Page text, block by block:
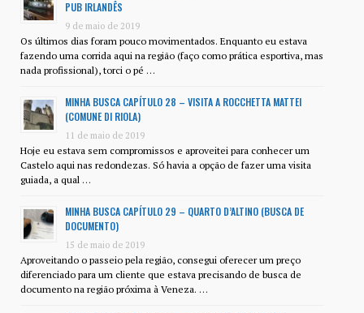
PUB IRLANDÊS
9 de maio de 2019
Os últimos dias foram pouco movimentados. Enquanto eu estava
fazendo uma corrida aqui na região (faço como prática esportiva, mas
nada profissional), torci o pé …
MINHA BUSCA CAPÍTULO 28 – VISITA A ROCCHETTA MATTEI
(COMUNE DI RIOLA)
11 de maio de 2019
Hoje eu estava sem compromissos e aproveitei para conhecer um
Castelo aqui nas redondezas. Só havia a opção de fazer uma visita
guiada, a qual …
MINHA BUSCA CAPÍTULO 29 – QUARTO D’ALTINO (BUSCA DE
DOCUMENTO)
15 de maio de 2019
Aproveitando o passeio pela região, consegui oferecer um preço
diferenciado para um cliente que estava precisando de busca de
documento na região próxima à Veneza. …